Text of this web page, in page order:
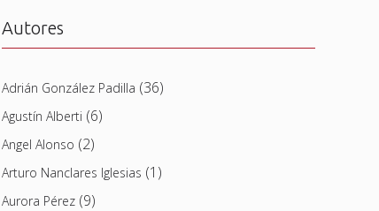
Autores
Adrián González Padilla (36)
Agustín Alberti (6)
Angel Alonso (2)
Arturo Nanclares Iglesias (1)
Aurora Pérez(9)